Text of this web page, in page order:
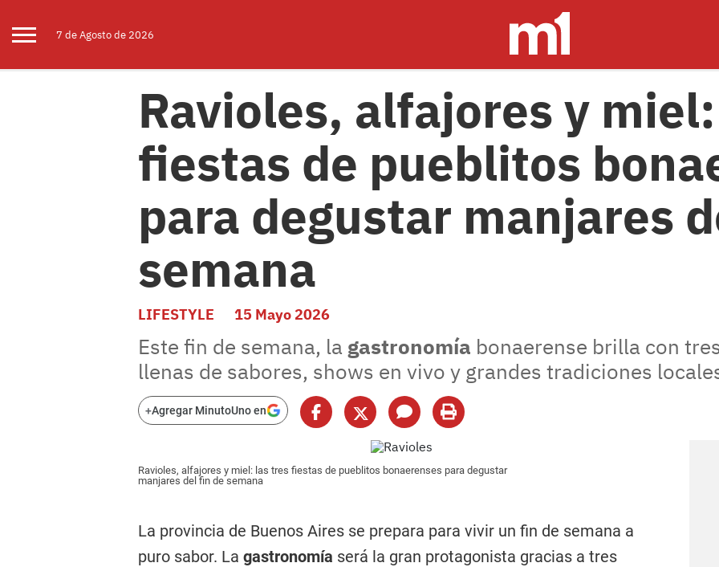
7 deAgostode 2026
Ravioles, alfajores y
fiestas de pueblitos
para degustar manjares
semana
LIFESTYLE 15 Mayo 2026
Este fin de semana, la gastronomía bonaerense brilla con
llenas de sabores, shows en vivo y grandes tradiciones
+Agregar MinutoUno en
Ravioles, alfajores y miel: las tres fiestas de pueblitos bonaerenses para degustar
manjares del fin de semana
La provincia de Buenos Aires se prepara para vivir un fin de semana a
puro sabor. La gastronomía será la gran protagonista gracias a tres